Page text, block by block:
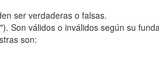
ser verdaderas o falsas.
Son válidos o inválidos según su
son: